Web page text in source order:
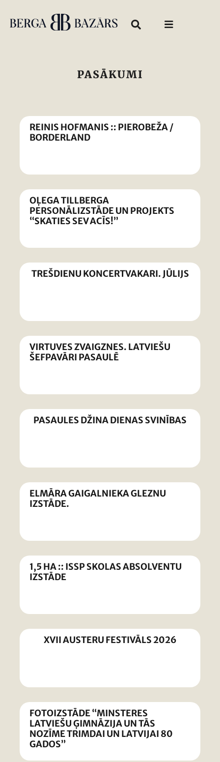
PASĀKUMI
REINIS HOFMANIS :: PIEROBEŽA /
BORDERLAND
OĻEGA TILLBERGA
PERSONĀLIZSTĀDE UN PROJEKTS
“SKATIES SEV ACĪS!”
TREŠDIENU KONCERTVAKARI. JŪLIJS
VIRTUVES ZVAIGZNES. LATVIEŠU
ŠEFPAVĀRI PASAULĒ
PASAULES DŽINA DIENAS SVINĪBAS
ELMĀRA GAIGALNIEKA GLEZNU
IZSTĀDE.
1,5 HA :: ISSP SKOLAS ABSOLVENTU
IZSTĀDE
XVII AUSTERU FESTIVĀLS 2026
FOTOIZSTĀDE “MINSTERES
LATVIEŠU ĢIMNĀZIJA UN TĀS
NOZĪME TRIMDAI UN LATVIJAI 80
GADOS”